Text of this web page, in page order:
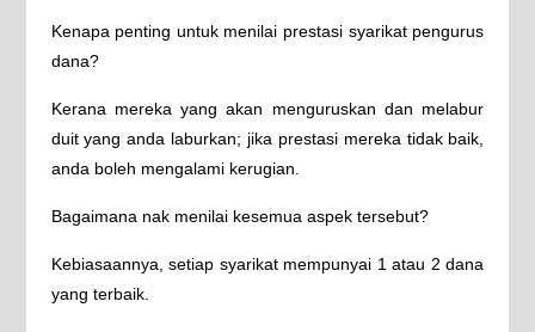
Kenapa penting untuk menilai prestasi syarikat pengurus
dana?
Kerana mereka yang akan menguruskan dan melabur
duit yang anda laburkan; jika prestasi mereka tidak baik,
anda boleh mengalami kerugian.
Bagaimana nak menilai kesemua aspek tersebut?
Kebiasaannya, setiap syarikat mempunyai 1 atau 2 dana
yang terbaik.